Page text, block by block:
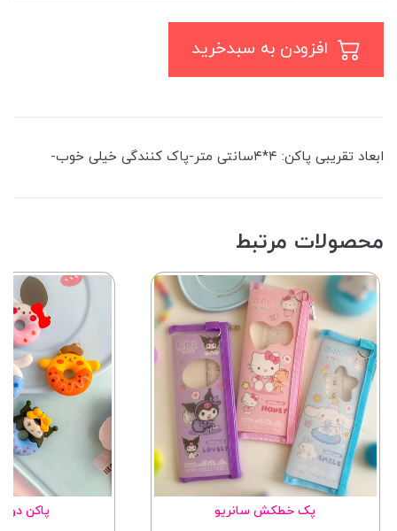
ابعاد تقریبی پاکن: ۴*۴سانتی متر-پاک کنندگی خیلی خوب-
محصولات مرتبط
پک خطکش سانریو پاکن